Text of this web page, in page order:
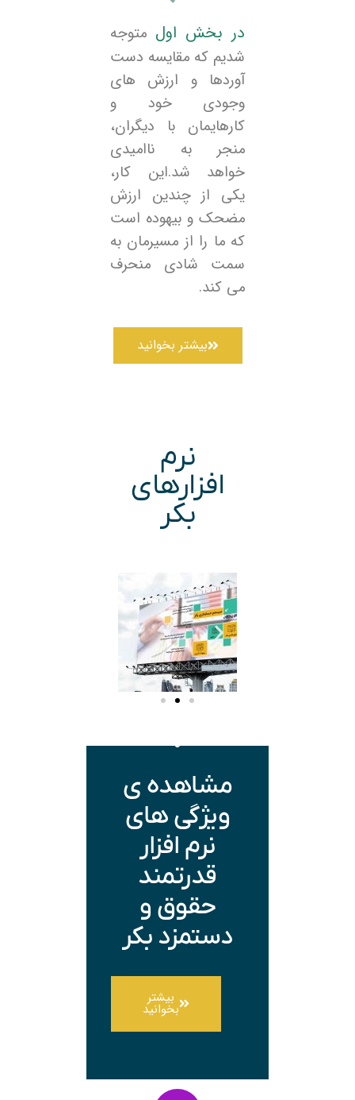
در بخش اول متوجه
شدیم که مقایسه دست
آوردها و ارزش های
وجودی خود و
کارهایمان با دیگران،
منجر به ناامیدی
خواهد شد.این کار،
یکی از چندین ارزش
مضحک و بیهوده است
که ما را از مسیرمان به
سمت شادی منحرف
می کند.
بیشتر بخوانید
نرم
افزارهای
بکر
مشاهده ی
ویژگی های
نرم افزار
قدرتمند
حقوق و
دستمزد بکر
بیشتر
بخوانید